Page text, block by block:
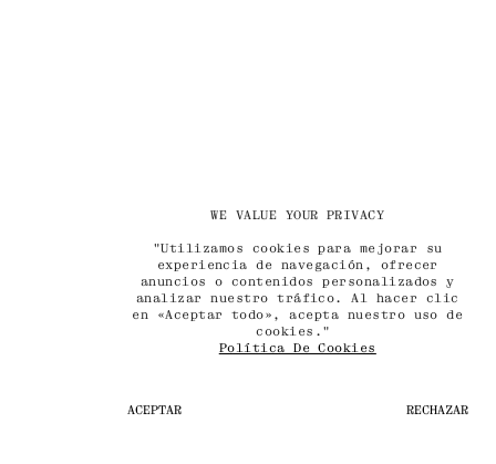
WE VALUE YOUR PRIVACY
"Utilizamos cookies para mejorar su
experiencia de navegación, ofrecer
anuncios o contenidos personalizados y
analizar nuestro tráfico. Al hacer clic
en «Aceptar todo», acepta nuestro uso de
cookies."
Política De Cookies
RECHAZAR
ACEPTAR